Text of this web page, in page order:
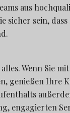
aus
sicher sein,
Wenn Sie
genießen Ihre
engagierten